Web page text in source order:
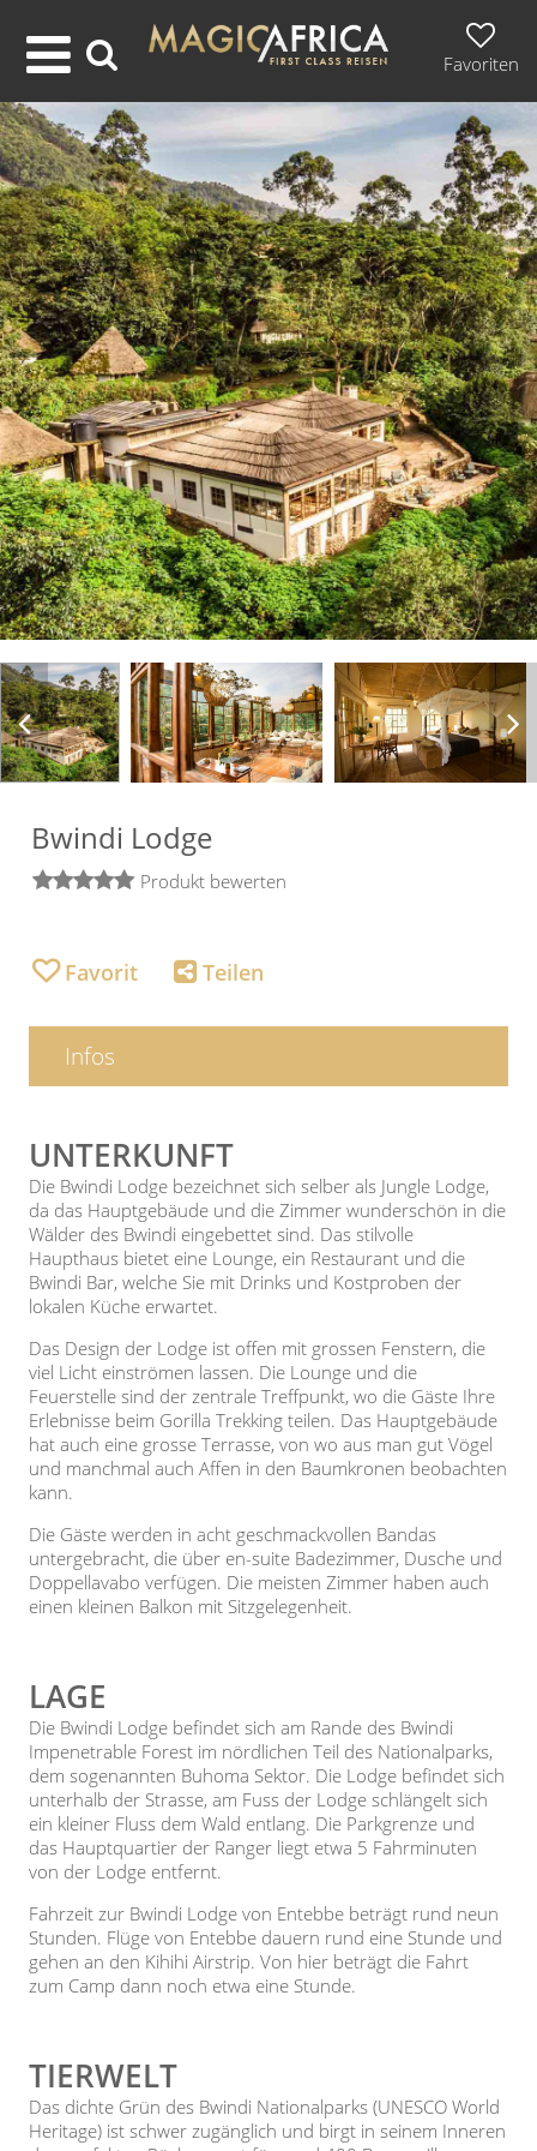
Favoriten
Bwindi Lodge
Produkt bewerten
Infos
UNTERKUNFT
Die Bwindi Lodge bezeichnet sich selber als Jungle Lodge,
da das Hauptgebäude und die Zimmer wunderschön in die
Wälder des Bwindi eingebettet sind. Das stilvolle
Haupthaus bietet eine Lounge, ein Restaurant und die
Bwindi Bar, welche Sie mit Drinks und Kostproben der
lokalen Küche erwartet.
Das Design der Lodge ist offen mit grossen Fenstern, die
viel Licht einströmen lassen. Die Lounge und die
Feuerstelle sind der zentrale Treffpunkt, wo die Gäste Ihre
Erlebnisse beim Gorilla Trekking teilen. Das Hauptgebäude
hat auch eine grosse Terrasse, von wo aus man gut Vögel
und manchmal auch Affen in den Baumkronen beobachten
kann.
Die Gäste werden in acht geschmackvollen Bandas
untergebracht, die über en-suite Badezimmer, Dusche und
Doppellavabo verfügen. Die meisten Zimmer haben auch
einen kleinen Balkon mit Sitzgelegenheit.
LAGE
Die Bwindi Lodge befindet sich am Rande des Bwindi
Impenetrable Forest im nördlichen Teil des Nationalparks,
dem sogenannten Buhoma Sektor. Die Lodge befindet sich
unterhalb der Strasse, am Fuss der Lodge schlängelt sich
ein kleiner Fluss dem Wald entlang. Die Parkgrenze und
das Hauptquartier der Ranger liegt etwa 5 Fahrminuten
von der Lodge entfernt.
Fahrzeit zur Bwindi Lodge von Entebbe beträgt rund neun
Stunden. Flüge von Entebbe dauern rund eine Stunde und
gehen an den Kihihi Airstrip. Von hier beträgt die Fahrt
zum Camp dann noch etwa eine Stunde.
TIERWELT
Das dichte Grün des Bwindi Nationalparks (UNESCO World
Heritage) ist schwer zugänglich und birgt in seinem Inneren